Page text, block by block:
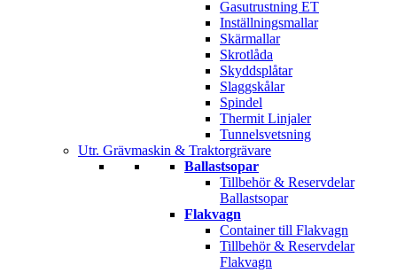
Gasutrustning ET
Inställningsmallar
Skärmallar
Skrotlåda
Skyddsplåtar
Slaggskålar
Spindel
Thermit Linjaler
Tunnelsvetsning
Utr. Grävmaskin & Traktorgrävare
Ballastsopar
Tillbehör & Reservdelar
Ballastsopar
Flakvagn
Container till Flakvagn
Tillbehör & Reservdelar
Flakvagn